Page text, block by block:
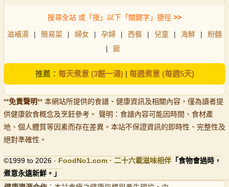
搜尋全站 或「按」以下「關鍵字」捷徑 >>
滋補湯 | 簡易菜 | 婦女 | 孕婦 | 西餐 | 兒童 | 海鮮 |
粉麵
|
飯
推薦： 每天煮意 (3餸一湯)| 每週煮意 (每週5天)
**免責聲明** 本網站所提供的食譜、健康資訊及相關內容，僅為讀者提
供健康飲食概念及烹飪參考。 聲明：食譜內容可能因時間、食材產
地、個人體質等因素而存在差異。本站不保證資訊的即時性、完整性及
絕對準確性。
©1999 to 2026 · FoodNo1.com · 二十六載滋味相伴 「食物會過時，
煮意永遠新鮮。」